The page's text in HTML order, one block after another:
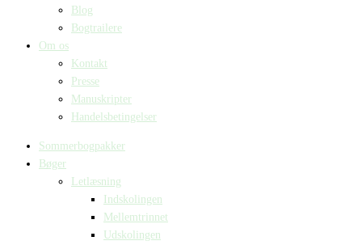
Blog
Bogtrailere
Om os
Kontakt
Presse
Manuskripter
Handelsbetingelser
Sommerbogpakker
Bøger
Letlæsning
Indskolingen
Mellemtrinnet
Udskolingen